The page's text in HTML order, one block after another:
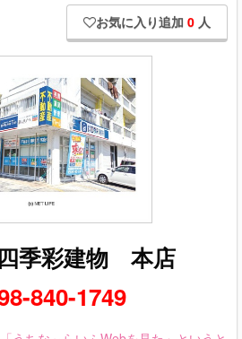
お気に入り追加 0 人
季彩建物 本店
840-1749